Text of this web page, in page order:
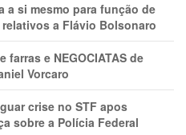
a si mesmo para função de
a Flávio Bolsonaro
farras e NEGOCIATAS de
Vorcaro
crise no STF apos
sobre a Polícia Federal